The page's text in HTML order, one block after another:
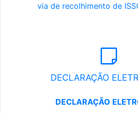
via de recolhimento de
DECLARAÇÃO
DECLARAÇÃO